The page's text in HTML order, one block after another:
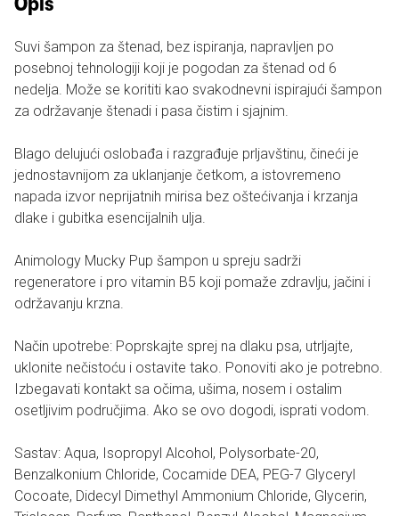
Suvi šampon za štenad, bez ispiranja, napravljen po
posebnoj tehnologiji koji je pogodan za štenad od 6
nedelja. Može se korititi kao svakodnevni ispirajući šampon
za održavanje štenadi i pasa čistim i sjajnim.
Blago delujući oslobađa i razgrađuje prljavštinu, čineći je
jednostavnijom za uklanjanje četkom, a istovremeno
napada izvor neprijatnih mirisa bez oštećivanja i krzanja
dlake i gubitka esencijalnih ulja.
Animology Mucky Pup šampon u spreju sadrži
regeneratore i pro vitamin B5 koji pomaže zdravlju, jačini i
održavanju krzna.
Način upotrebe: Poprskajte sprej na dlaku psa, utrljajte,
uklonite nečistoću i ostavite tako. Ponoviti ako je potrebno.
Izbegavati kontakt sa očima, ušima, nosem i ostalim
osetljivim područjima. Ako se ovo dogodi, isprati vodom.
Sastav: Aqua, Isopropyl Alcohol, Polysorbate-20,
Benzalkonium Chloride, Cocamide DEA, PEG-7 Glyceryl
Cocoate, Didecyl Dimethyl Ammonium Chloride, Glycerin,